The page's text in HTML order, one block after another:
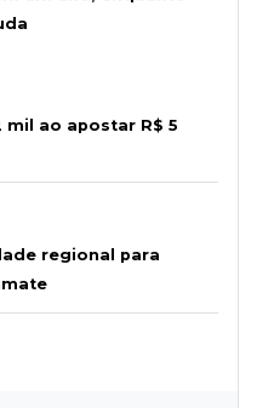
mil ao apostar R$ 5
regional para